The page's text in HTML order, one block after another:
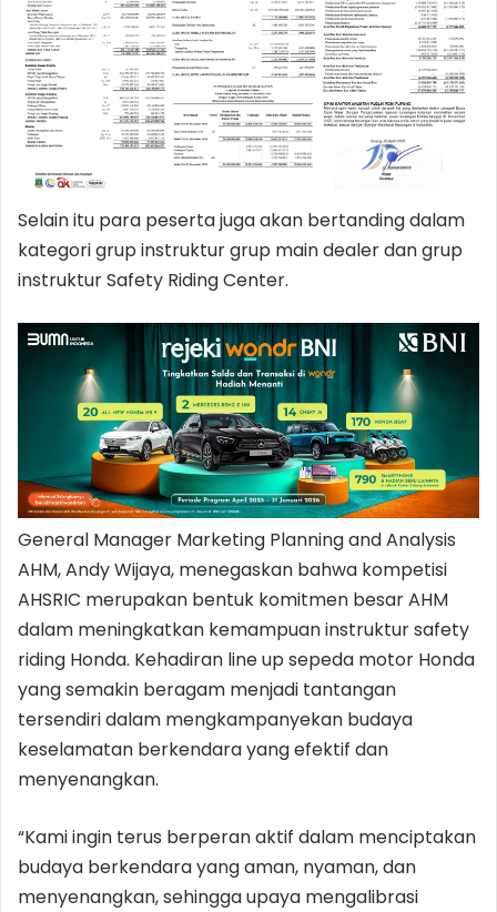
Selain itu para peserta juga akan bertanding dalam
kategori grup instruktur grup main dealer dan grup
instruktur Safety Riding Center.
General Manager Marketing Planning and Analysis
AHM, Andy Wijaya, menegaskan bahwa kompetisi
AHSRIC merupakan bentuk komitmen besar AHM
dalam meningkatkan kemampuan instruktur safety
riding Honda. Kehadiran line up sepeda motor Honda
yang semakin beragam menjadi tantangan
tersendiri dalam mengkampanyekan budaya
keselamatan berkendara yang efektif dan
menyenangkan.
“Kami ingin terus berperan aktif dalam menciptakan
budaya berkendara yang aman, nyaman, dan
menyenangkan, sehingga upaya mengalibrasi